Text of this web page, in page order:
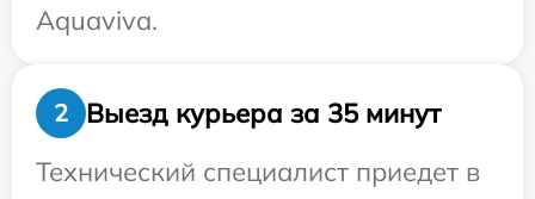
Aquaviva.
2
Выезд курьера за 35 минут
Технический специалист приедет в